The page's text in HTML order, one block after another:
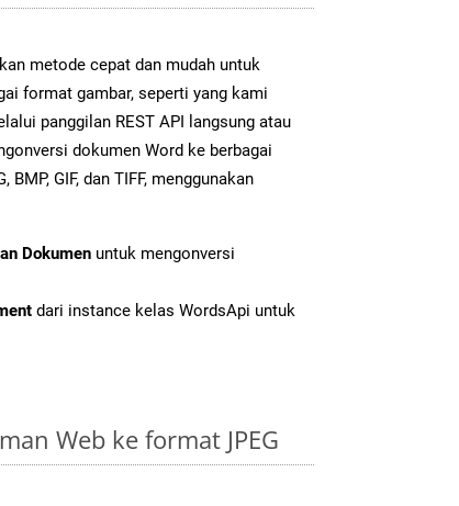
metode cepat dan mudah untuk
format gambar, seperti yang kami
panggilan REST API langsung atau
dokumen Word ke berbagai
GIF, dan TIFF, menggunakan
Dokumen untuk mengonversi
dari instance kelas WordsApi untuk
Web ke format JPEG